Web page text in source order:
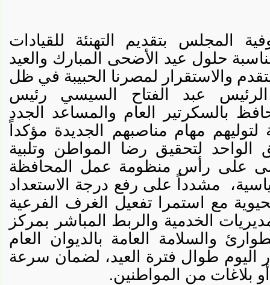
بتقديم التهنئة للقيادات
حلول عيد الأضحى المبارك والعيد
والاستقرار لمصرنا الحبيبة في ظل
عبد الفتاح السيسي رئيس
بالسكرتير العام والمساعد الجدد
مهام مناصبهم الجديدة مؤكداً
لتحقيق رضا المواطن وتلبية
على رأس منظومة عمل المحافظة
مشدداً على رفع درجة الاستعداد
مع استمرا تفعيل الغرف الفرعية
الخدمية والربط المباشر بمركز
والسلامة العامة بالديوان العام
طوال فترة العيد، لضمان سرعة
من المواطنين.